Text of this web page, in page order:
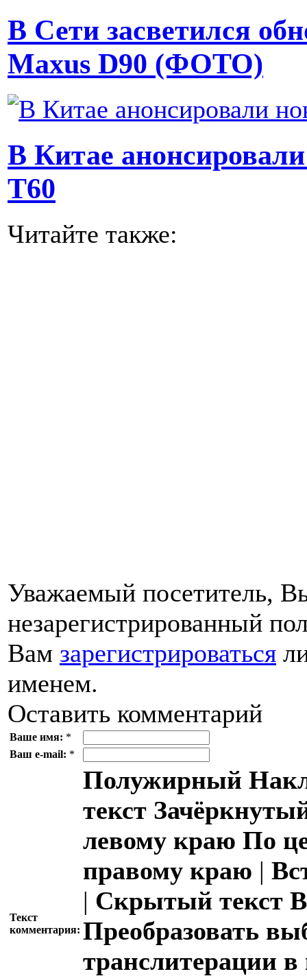
В Сети засветился
Maxus D90 (ФОТО)
В Китае
T60
Читайте также:
Уважаемый посетитель,
незарегистрированный
Вам зарегистрироваться
именем.
Оставить комментарий
Ваше имя: *
Ваш e-mail: *
Текст
комментария:
Полужирный
текст
левому краю По
правому краю |
| Скрытый текст
Преобразовать
транслитерации